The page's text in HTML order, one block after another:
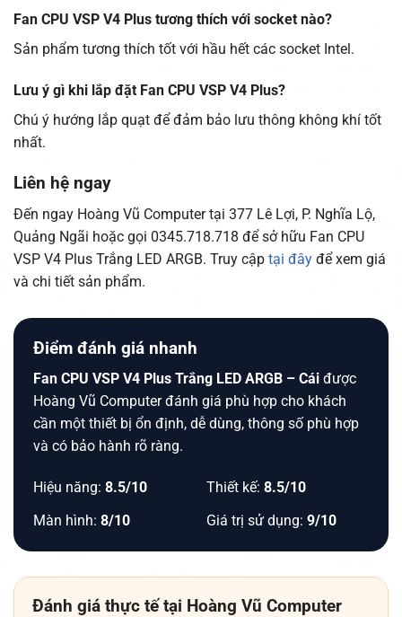
Fan CPU VSP V4 Plus tương thích với socket nào?
Sản phẩm tương thích tốt với hầu hết các socket Intel.
Lưu ý gì khi lắp đặt Fan CPU VSP V4 Plus?
Chú ý hướng lắp quạt để đảm bảo lưu thông không khí tốt
nhất.
Liên hệ ngay
Đến ngay Hoàng Vũ Computer tại 377 Lê Lợi, P. Nghĩa Lộ,
Quảng Ngãi hoặc gọi 0345.718.718 để sở hữu Fan CPU
VSP V4 Plus Trắng LED ARGB. Truy cập tại đây để xem giá
và chi tiết sản phẩm.
Điểm đánh giá nhanh
Fan CPU VSP V4 Plus Trắng LED ARGB – Cái được
Hoàng Vũ Computer đánh giá phù hợp cho khách
cần một thiết bị ổn định, dễ dùng, thông số phù hợp
và có bảo hành rõ ràng.
Hiệu năng: 8.5/10 Thiết kế: 8.5/10
Màn hình: 8/10 Giá trị sử dụng: 9/10
Đánh giá thực tế tại Hoàng Vũ Computer